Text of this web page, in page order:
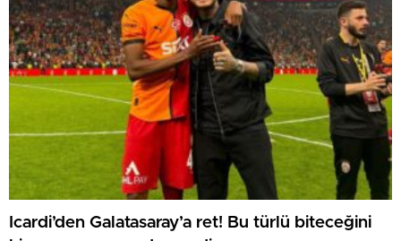
Icardi’den Galatasaray’a ret! Bu türlü biteceğini